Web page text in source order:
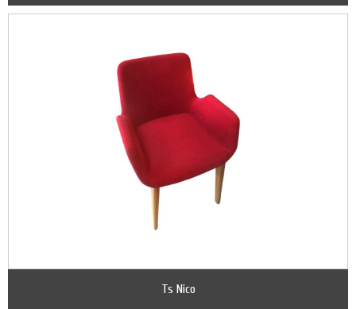
Ts Nico